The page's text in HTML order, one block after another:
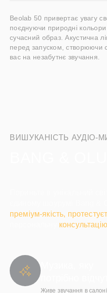
Beolab 50 привертає увагу
поєднуючи природні
сучасний образ. Акустична
перед запуском, створюючи
вас на незабутнє звучання.
ВИШУКАНІСТЬ АУДІО-
преміум-якість,
консультацію
Живе звучання в салоні